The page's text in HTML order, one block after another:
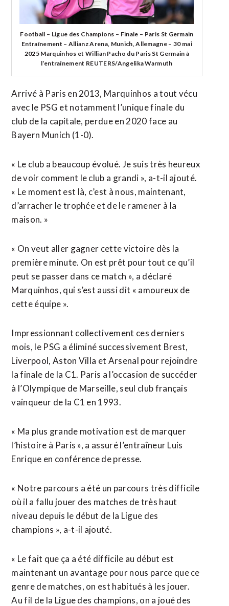
Football – Ligue des Champions – Finale – Paris St Germain
Entraînement – Allianz Arena, Munich, Allemagne – 30 mai
2025 Marquinhos et Willian Pacho du Paris St Germain à
l’entraînement REUTERS/Angelika Warmuth
Arrivé à Paris en 2013, Marquinhos a tout vécu
avec le PSG et notamment l’unique finale du
club de la capitale, perdue en 2020 face au
Bayern Munich (1-0).
« Le club a beaucoup évolué. Je suis très heureux
de voir comment le club a grandi », a-t-il ajouté.
« Le moment est là, c’est à nous, maintenant,
d’arracher le trophée et de le ramener à la
maison. »
« On veut aller gagner cette victoire dès la
première minute. On est prêt pour tout ce qu’il
peut se passer dans ce match », a déclaré
Marquinhos, qui s’est aussi dit « amoureux de
cette équipe ».
Impressionnant collectivement ces derniers
mois, le PSG a éliminé successivement Brest,
Liverpool, Aston Villa et Arsenal pour rejoindre
la finale de la C1. Paris a l’occasion de succéder
à l’Olympique de Marseille, seul club français
vainqueur de la C1 en 1993.
« Ma plus grande motivation est de marquer
l’histoire à Paris », a assuré l’entraîneur Luis
Enrique en conférence de presse.
« Notre parcours a été un parcours très difficile
où il a fallu jouer des matches de très haut
niveau depuis le début de la Ligue des
champions », a-t-il ajouté.
« Le fait que ça a été difficile au début est
maintenant un avantage pour nous parce que ce
genre de matches, on est habitués à les jouer.
Au fil de la Ligue des champions, on a joué des